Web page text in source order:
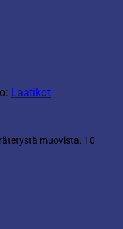
Laatikot
muovista. 10